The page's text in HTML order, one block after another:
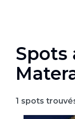
Spots
1 spots